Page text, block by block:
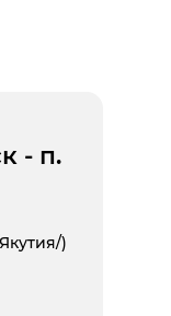
- п.
)